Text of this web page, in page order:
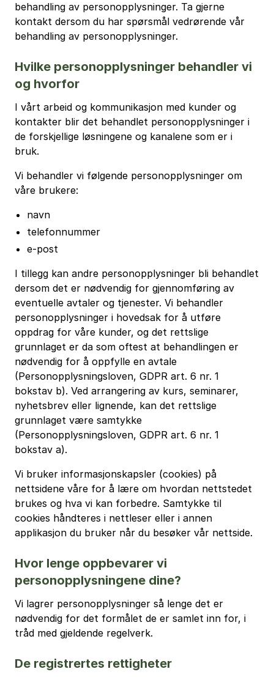
behandling av personopplysninger. Ta gjerne
kontakt dersom du har spørsmål vedrørende vår
behandling av personopplysninger.
Hvilke personopplysninger behandler vi
og hvorfor
I vårt arbeid og kommunikasjon med kunder og
kontakter blir det behandlet personopplysninger i
de forskjellige løsningene og kanalene som er i
bruk.
Vi behandler vi følgende personopplysninger om
våre brukere:
navn
telefonnummer
e-post
I tillegg kan andre personopplysninger bli behandlet
dersom det er nødvendig for gjennomføring av
eventuelle avtaler og tjenester. Vi behandler
personopplysninger i hovedsak for å utføre
oppdrag for våre kunder, og det rettslige
grunnlaget er da som oftest at behandlingen er
nødvendig for å oppfylle en avtale
(Personopplysningsloven, GDPR art. 6 nr. 1
bokstav b). Ved arrangering av kurs, seminarer,
nyhetsbrev eller lignende, kan det rettslige
grunnlaget være samtykke
(Personopplysningsloven, GDPR art. 6 nr. 1
bokstav a).
Vi bruker informasjonskapsler (cookies) på
nettsidene våre for å lære om hvordan nettstedet
brukes og hva vi kan forbedre. Samtykke til
cookies håndteres i nettleser eller i annen
applikasjon du bruker når du besøker vår nettside.
Hvor lenge oppbevarer vi
personopplysningene dine?
Vi lagrer personopplysninger så lenge det er
nødvendig for det formålet de er samlet inn for, i
tråd med gjeldende regelverk.
De registrertes rettigheter